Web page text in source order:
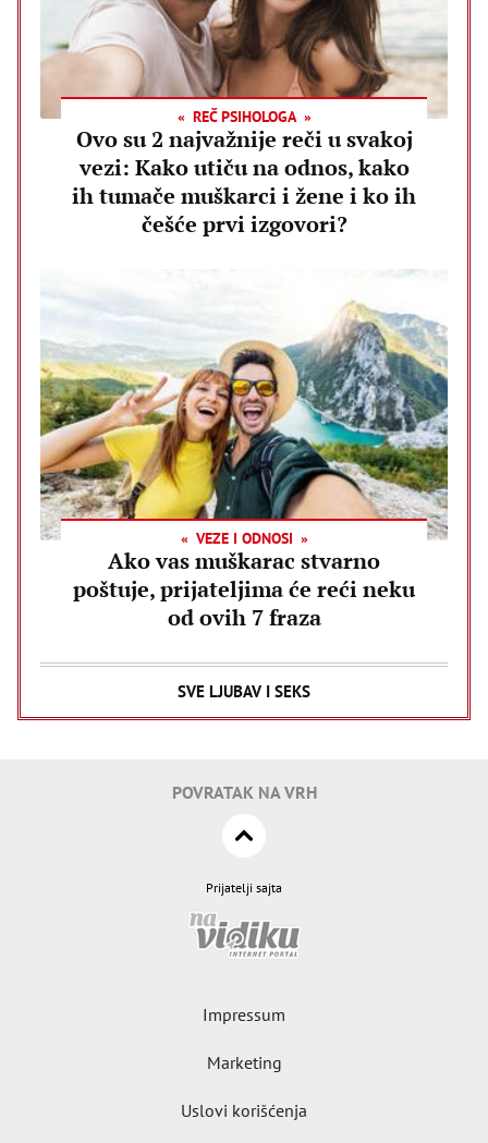
REČ PSIHOLOGA
Ovo su 2 najvažnije reči u svakoj
vezi: Kako utiču na odnos, kako
ih tumače muškarci i žene i ko ih
češće prvi izgovori?
VEZE I ODNOSI
Ako vas muškarac stvarno
poštuje, prijateljima će reći neku
od ovih 7 fraza
SVE LJUBAV I SEKS
POVRATAK NA VRH
Prijatelji sajta
Impressum
Marketing
Uslovi korišćenja